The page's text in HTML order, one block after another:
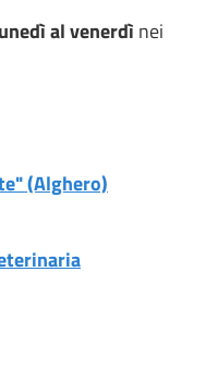
al venerdì nei
(Alghero)